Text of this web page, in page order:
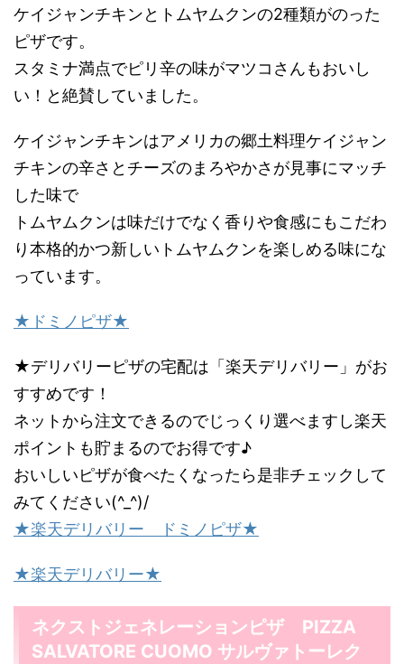
ケイジャンチキンとトムヤムクンの2種類がのった
ピザです。
スタミナ満点でピリ辛の味がマツコさんもおいし
い！と絶賛していました。
ケイジャンチキンはアメリカの郷土料理ケイジャン
チキンの辛さとチーズのまろやかさが見事にマッチ
した味で
トムヤムクンは味だけでなく香りや食感にもこだわ
り本格的かつ新しいトムヤムクンを楽しめる味にな
っています。
★ドミノピザ★
★デリバリーピザの宅配は「楽天デリバリー」がお
すすめです！
ネットから注文できるのでじっくり選べますし楽天
ポイントも貯まるのでお得です♪
おいしいピザが食べたくなったら是非チェックして
みてください(^_^)/
★楽天デリバリー ドミノピザ★
★楽天デリバリー★
ネクストジェネレーションピザ PIZZA
SALVATORE CUOMO サルヴァトーレク